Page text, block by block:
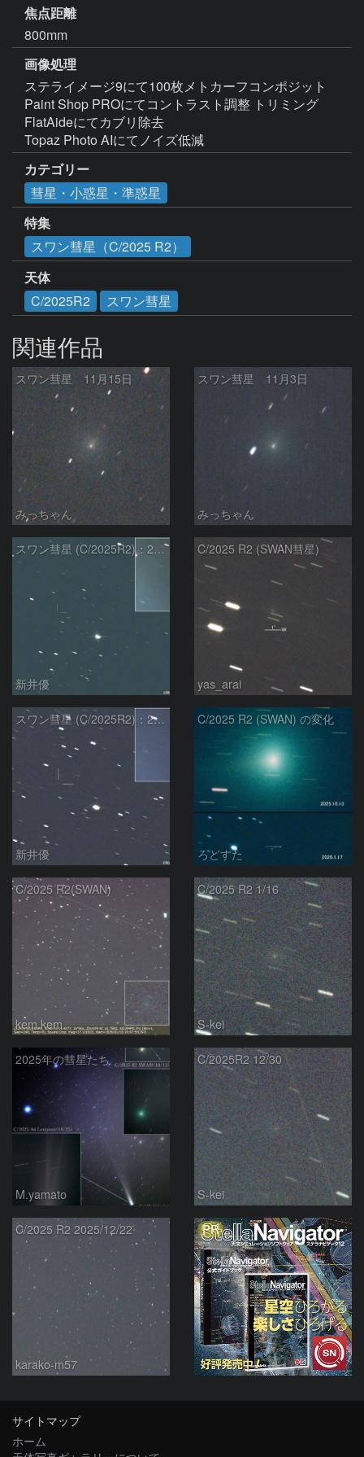
焦点距離
800mm
画像処理
ステライメージ9にて100枚メトカーフコンポジット
Paint Shop PROにてコントラスト調整 トリミング
FlatAideにてカブリ除去
Topaz Photo AIにてノイズ低減
カテゴリー
彗星・小惑星・準惑星
特集
スワン彗星（C/2025 R2）
天体
C/2025R2
スワン彗星
関連作品
スワン彗星 11月15日
みっちゃん
スワン彗星 11月3日
みっちゃん
スワン彗星 (C/2025R2)：2026/01/27
新井優
C/2025 R2 (SWAN彗星)
yas_arai
スワン彗星 (C/2025R2)：2026/01/20
新井優
C/2025 R2 (SWAN) の変化
ろどすた
C/2025 R2(SWAN)
kem.kem
C/2025 R2 1/16
S-kei
2025年の彗星たち
M.yamato
C/2025R2 12/30
S-kei
C/2025 R2 2025/12/22
karako-m57
PR
サイトマップ
ホーム